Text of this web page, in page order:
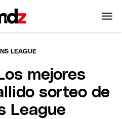
LEAGUE
mejores
sorteo de
League